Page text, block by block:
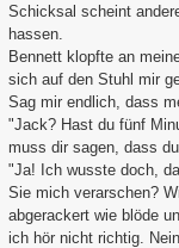
Schicksal scheint
hassen.
Bennett klopfte an
sich auf den Stuhl mir
Sag mir endlich, dass
"Jack? Hast du fünf
muss dir sagen, dass
"Ja! Ich wusste doch,
Sie mich verarschen?
abgerackert wie blöde
ich hör nicht richtig.